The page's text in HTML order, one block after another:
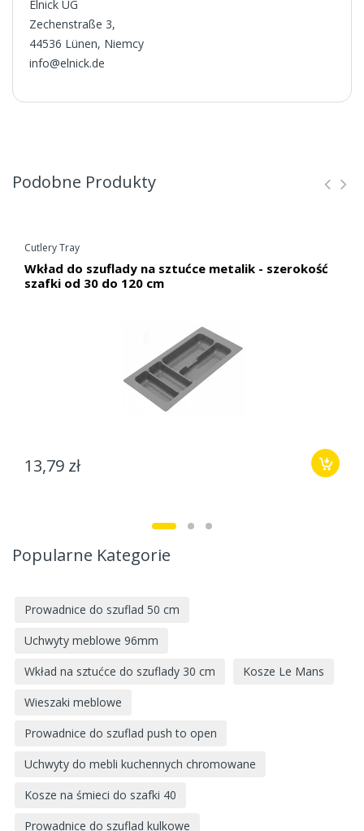
Elnick UG
Zechenstraße 3,
44536 Lünen, Niemcy
info@elnick.de
Podobne Produkty
Cutlery Tray
Wkład do szuflady na sztućce metalik - szerokość
szafki od 30 do 120 cm
13,79 zł
Popularne Kategorie
Prowadnice do szuflad 50 cm
Uchwyty meblowe 96mm
Wkład na sztućce do szuflady 30 cm
Kosze Le Mans
Wieszaki meblowe
Prowadnice do szuflad push to open
Uchwyty do mebli kuchennych chromowane
Kosze na śmieci do szafki 40
Prowadnice do szuflad kulkowe